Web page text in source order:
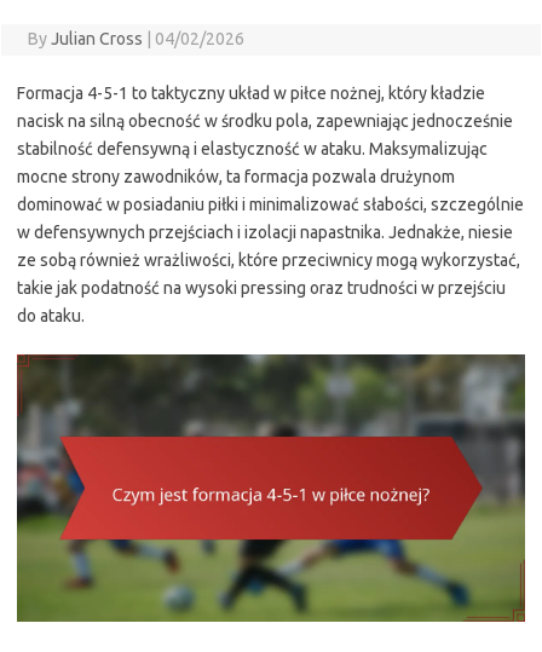
ByJulian Cross 04/02/2026
Formacja 4-5-1 to taktyczny układ w piłce nożnej, który kładzie
nacisk na silną obecność w środku pola, zapewniając jednocześnie
stabilność defensywną i elastyczność w ataku. Maksymalizując
mocne strony zawodników, ta formacja pozwala drużynom
dominować w posiadaniu piłki i minimalizować słabości, szczególnie
w defensywnych przejściach i izolacji napastnika. Jednakże, niesie
ze sobą również wrażliwości, które przeciwnicy mogą wykorzystać,
takie jak podatność na wysoki pressing oraz trudności w przejściu
do ataku.